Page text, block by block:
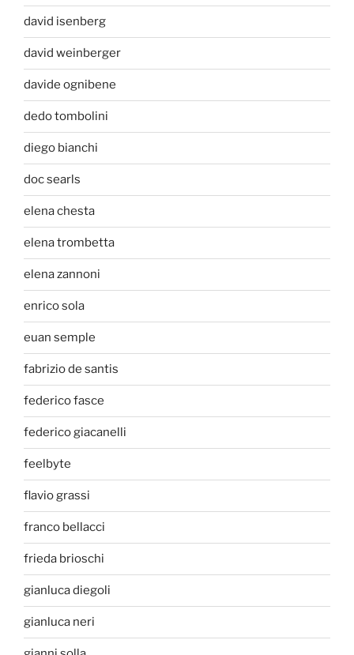
david isenberg
david weinberger
davide ognibene
dedo tombolini
diego bianchi
doc searls
elena chesta
elena trombetta
elena zannoni
enrico sola
euan semple
fabrizio de santis
federico fasce
federico giacanelli
feelbyte
flavio grassi
franco bellacci
frieda brioschi
gianluca diegoli
gianluca neri